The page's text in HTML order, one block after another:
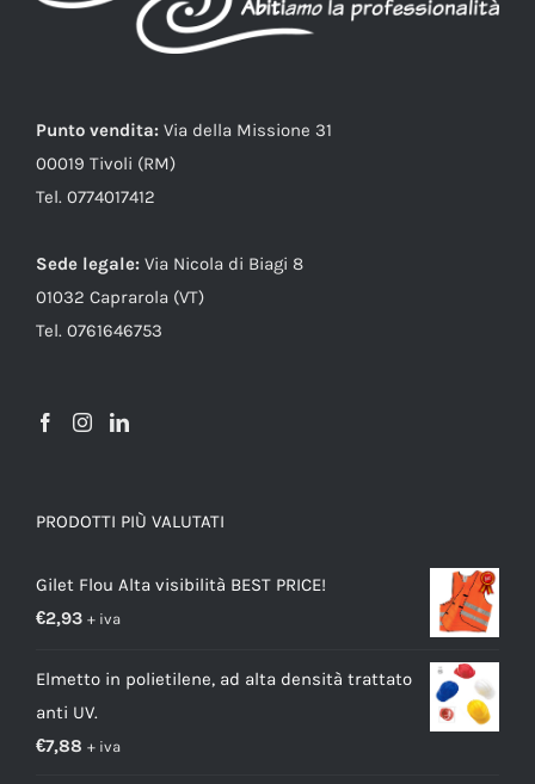
Punto vendita: Via della Missione 31
00019 Tivoli (RM)
Tel. 0774017412
Sede legale: Via Nicola di Biagi 8
01032 Caprarola (VT)
Tel. 0761646753
PRODOTTI PIÙ VALUTATI
Gilet Flou Alta visibilità BEST PRICE!
€2,93 + iva
Elmetto in polietilene, ad alta densità trattato
anti UV.
€7,88 + iva